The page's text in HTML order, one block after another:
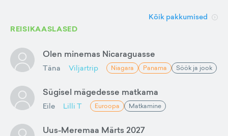
Kõik pakkumised
REISIKAASLASED
Olen minemas Nicaraguasse
Täna Viljartrip Niagara Panama Söök ja jook
Sügisel mägedesse matkama
Eile Lilli T Euroopa Matkamine
Uus-Meremaa Märts 2027